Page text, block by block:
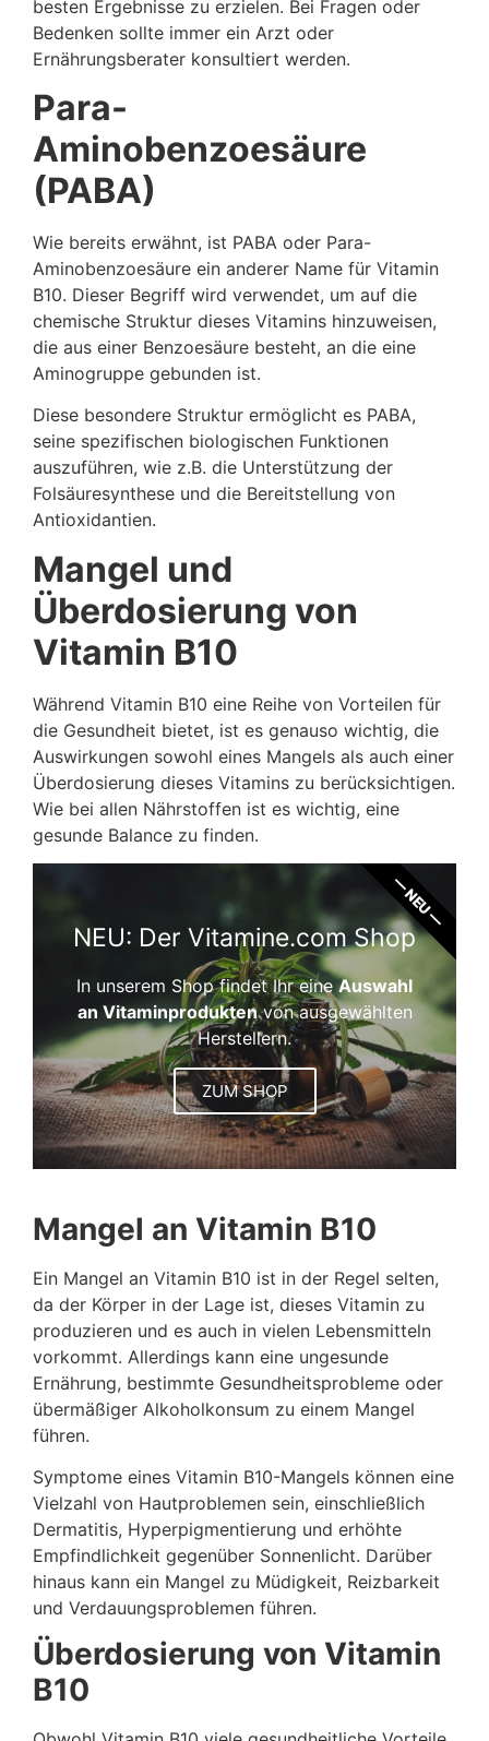
besten Ergebnisse zu erzielen. Bei Fragen oder
Bedenken sollte immer ein Arzt oder
Ernährungsberater konsultiert werden.
Para-
Aminobenzoesäure
(PABA)
Wie bereits erwähnt, ist PABA oder Para-
Aminobenzoesäure ein anderer Name für Vitamin
B10. Dieser Begriff wird verwendet, um auf die
chemische Struktur dieses Vitamins hinzuweisen,
die aus einer Benzoesäure besteht, an die eine
Aminogruppe gebunden ist.
Diese besondere Struktur ermöglicht es PABA,
seine spezifischen biologischen Funktionen
auszuführen, wie z.B. die Unterstützung der
Folsäuresynthese und die Bereitstellung von
Antioxidantien.
Mangel und
Überdosierung von
Vitamin B10
Während Vitamin B10 eine Reihe von Vorteilen für
die Gesundheit bietet, ist es genauso wichtig, die
Auswirkungen sowohl eines Mangels als auch einer
Überdosierung dieses Vitamins zu berücksichtigen.
Wie bei allen Nährstoffen ist es wichtig, eine
gesunde Balance zu finden.
NEU: Der Vitamine.com Shop
In unserem Shop findet Ihr eineAuswahl
an Vitaminproduktenvon ausgewählten
Herstellern.
ZUM SHOP
— NEU —
Mangel an Vitamin B10
Ein Mangel an Vitamin B10 ist in der Regel selten,
da der Körper in der Lage ist, dieses Vitamin zu
produzieren und es auch in vielen Lebensmitteln
vorkommt. Allerdings kann eine ungesunde
Ernährung, bestimmte Gesundheitsprobleme oder
übermäßiger Alkoholkonsum zu einem Mangel
führen.
Symptome eines Vitamin B10-Mangels können eine
Vielzahl von Hautproblemen sein, einschließlich
Dermatitis, Hyperpigmentierung und erhöhte
Empfindlichkeit gegenüber Sonnenlicht. Darüber
hinaus kann ein Mangel zu Müdigkeit, Reizbarkeit
und Verdauungsproblemen führen.
Überdosierung von Vitamin
B10